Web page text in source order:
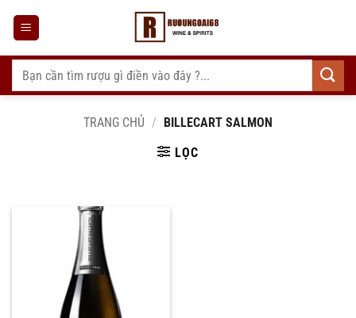
dung
Tìm
kiếm:
TRANG CHỦ / BILLECART SALMON
LỌC